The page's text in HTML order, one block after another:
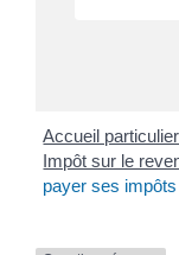
Accueil
Impôt sur le
payer ses